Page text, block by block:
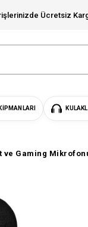
Ücretsiz
ve Gaming